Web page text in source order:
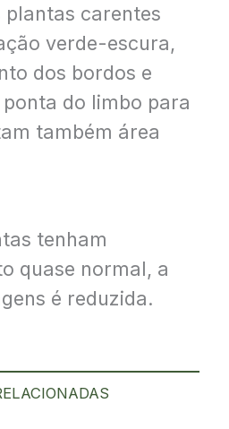
plantas carentes
verde-escura,
dos bordos e
do limbo para
também área
tenham
quase normal, a
é reduzida.